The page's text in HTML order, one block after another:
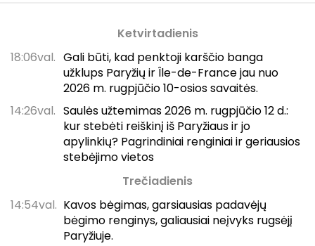
Ketvirtadienis
18:06val. Gali būti, kad penktoji karščio banga
užklups Paryžių ir Île-de-France jau nuo
2026 m. rugpjūčio 10-osios savaitės.
14:26val. Saulės užtemimas 2026 m. rugpjūčio 12 d.:
kur stebėti reiškinį iš Paryžiaus ir jo
apylinkių? Pagrindiniai renginiai ir geriausios
stebėjimo vietos
Trečiadienis
14:54val. Kavos bėgimas, garsiausias padavėjų
bėgimo renginys, galiausiai neįvyks rugsėjį
Paryžiuje.